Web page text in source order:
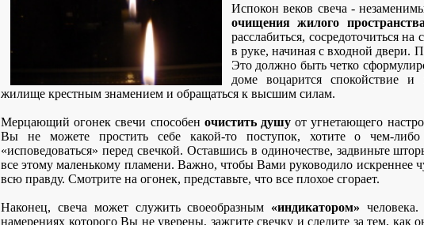
Испокон веков свеча -
очищения жилого
расслабиться, сосредоточиться
в руке, начиная с входной двери.
Это должно быть четко
доме воцарится спокойствие
жилище крестным знамением и обращаться к высшим силам.
Мерцающий огонек свечи способен очистить душуот угнетающего
Вы не можете простить себе какой-то поступок, хотите о чем-либо
«исповедоваться» перед свечкой. Оставшись в одиночестве, задвиньте
все этому маленькому пламени. Важно, чтобы Вами руководило искреннее
всю правду. Смотрите на огонек, представьте, что все плохое сгорает.
Наконец, свеча может служить своеобразным «индикатором»
намерениях которого Вы не уверены, зажгите свечку и следите за тем, как